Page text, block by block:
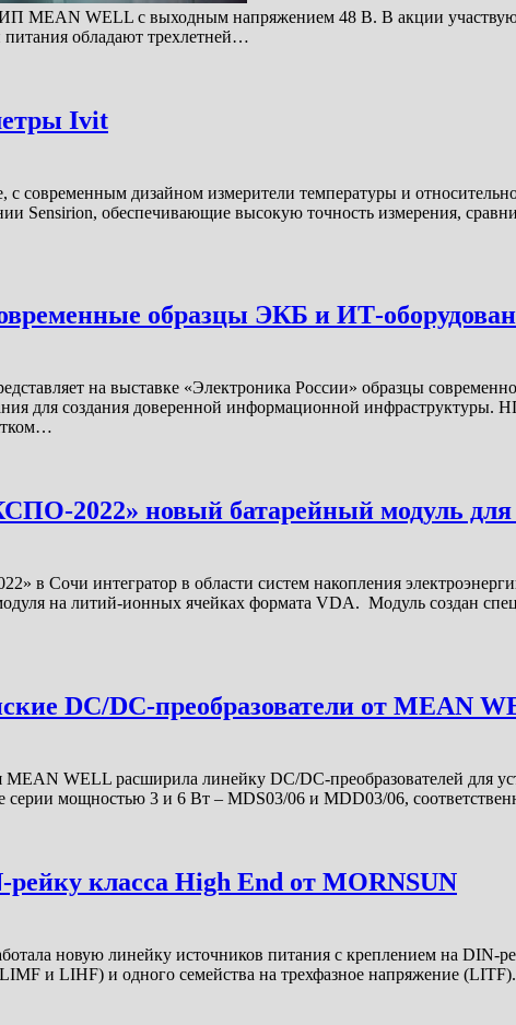
MEAN WELL с выходным напряжением 48 В. В акции
обладают трехлетней…
Ivit
современным дизайном измерители температуры и
Sensirion, обеспечивающие высокую точность измерения,
образцы ЭКБ и ИТ-
на выставке «Электроника России» образцы
для создания доверенной информационной инфраструктуры.
2022» новый батарейный модуль для
Сочи интегратор в области систем накопления
на литий-ионных ячейках формата VDA. Модуль создан
DC/DC-преобразователи от MEAN
WELL расширила линейку DC/DC-преобразователей для
мощностью 3 и 6 Вт – MDS03/06 и MDD03/06,
класса High End от MORNSUN
новую линейку источников питания с креплением на DIN-
и LIHF) и одного семейства на трехфазное напряжение